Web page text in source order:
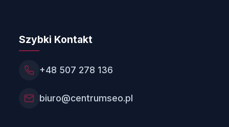
Szybki Kontakt
+48 507 278 136
biuro@centrumseo.pl